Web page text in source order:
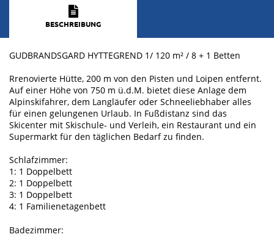
BESCHREIBUNG
GUDBRANDSGARD HYTTEGREND 1/ 120 m² / 8 + 1 Betten
Rrenovierte Hütte, 200 m von den Pisten und Loipen entfernt.
Auf einer Höhe von 750 m ü.d.M. bietet diese Anlage dem
Alpinskifahrer, dem Langläufer oder Schneeliebhaber alles
für einen gelungenen Urlaub. In Fußdistanz sind das
Skicenter mit Skischule- und Verleih, ein Restaurant und ein
Supermarkt für den täglichen Bedarf zu finden.
Schlafzimmer:
1: 1 Doppelbett
2: 1 Doppelbett
3: 1 Doppelbett
4: 1 Familienetagenbett
Badezimmer: